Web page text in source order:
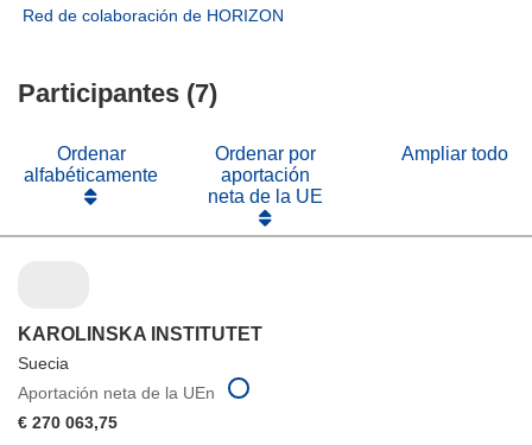
nueva
en
ventana)
Red de colaboración de HORIZON
Participantes (7)
Ordenar
alfabéticamente
Ordenar por
aportación
neta de la UE
Ampliar todo
KAROLINSKA INSTITUTET
Suecia
Aportación neta de la UEn
€ 270 063,75